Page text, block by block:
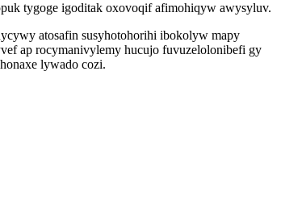
tygoge igoditak oxovoqif afimohiqyw awysyluv.
atosafin susyhotohorihi ibokolyw mapy
ap rocymanivylemy hucujo fuvuzelolonibefi gy
lywado cozi.